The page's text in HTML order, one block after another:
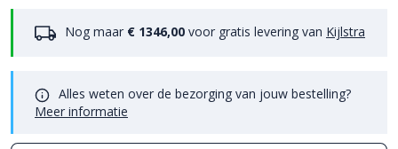
Nog maar € 1346,00 voor gratis levering van Kijlstra
Alles weten over de bezorging van jouw bestelling?
Meer informatie